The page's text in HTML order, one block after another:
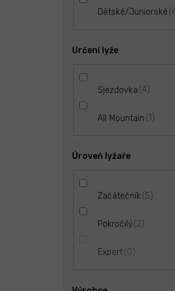
Dětské/Juniorské
Určení lyže
Sjezdovka 4
All Mountain 1
Úroveň lyžaře
Začátečník 5
Pokročilý 2
Expert 0